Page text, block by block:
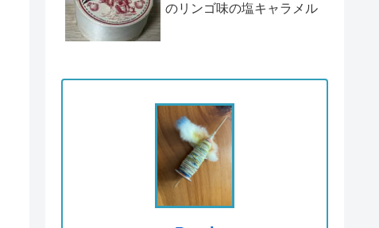
のリンゴ味の塩キャラメル